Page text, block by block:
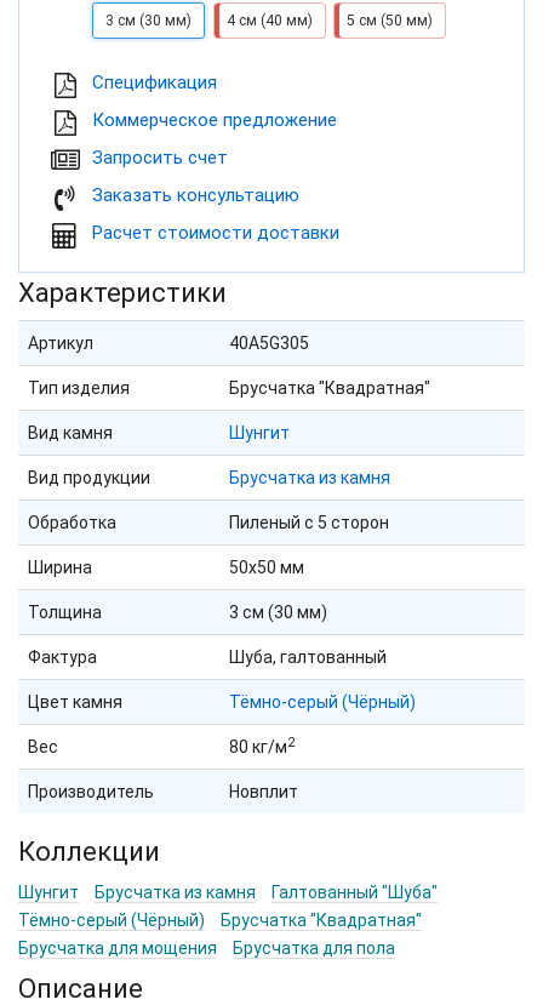
3 см (30 мм) 4 см (40 мм) 5 см (50 мм)
Cпецификация
Коммерческое предложение
Запросить счет
Заказать консультацию
Расчет стоимости доставки
Характеристики
Артикул 40A5G305
Тип изделия Брусчатка "Квадратная"
Вид камня Шунгит
Вид продукции Брусчатка из камня
Обработка Пиленый с 5 сторон
Ширина 50х50 мм
Толщина 3 см (30 мм)
Фактура Шуба, галтованный
Цвет камня Тёмно-серый (Чёрный)
Вес 80 кг/м2
Производитель Новплит
Коллекции
Шунгит Брусчатка из камня
Галтованный "Шуба"
Тёмно-серый (Чёрный)
Брусчатка "Квадратная"
Брусчатка для мощения
Брусчатка для пола
Описание